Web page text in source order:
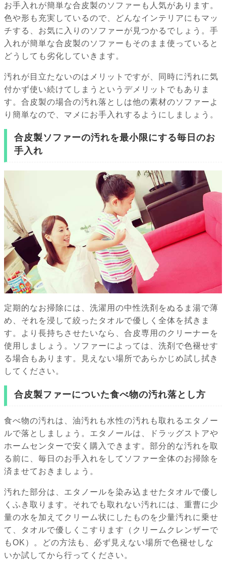
お手入れが簡単な合皮製のソファーも人気があります。
色や形も充実しているので、どんなインテリアにもマッ
チする、お気に入りのソファーが見つかるでしょう。手
入れが簡単な合皮製のソファーもそのまま使っていると
どうしても劣化していきます。
汚れが目立たないのはメリットですが、同時に汚れに気
付かず使い続けてしまうというデメリットでもありま
す。合皮製の場合の汚れ落としは他の素材のソファーよ
り簡単なので、マメにお手入れするようにしましょう。
合皮製ソファーの汚れを最小限にする毎日のお
手入れ
定期的なお掃除には、洗濯用の中性洗剤をぬるま湯で薄
め、それを浸して絞ったタオルで優しく全体を拭きま
す。より長持ちさせたいなら、合皮専用のクリーナーを
使用しましょう。ソファーによっては、洗剤で色褪せす
る場合もあります。見えない場所であらかじめ試し拭き
してください。
合皮製ファーについた食べ物の汚れ落とし方
食べ物の汚れは、油汚れも水性の汚れも取れるエタノー
ルで落としましょう。エタノールは、ドラッグストアや
ホームセンターで安く購入できます。部分的な汚れを取
る前に、毎日のお手入れをしてソファー全体のお掃除を
済ませておきましょう。
汚れた部分は、エタノールを染み込ませたタオルで優し
くふき取ります。それでも取れない汚れには、重曹に少
量の水を加えてクリーム状にしたものを少量汚れに乗せ
て、タオルで優しくこすります（クリームクレンザーで
もOK）。どの方法も、必ず見えない場所で色褪せしな
いか試してから行ってください。